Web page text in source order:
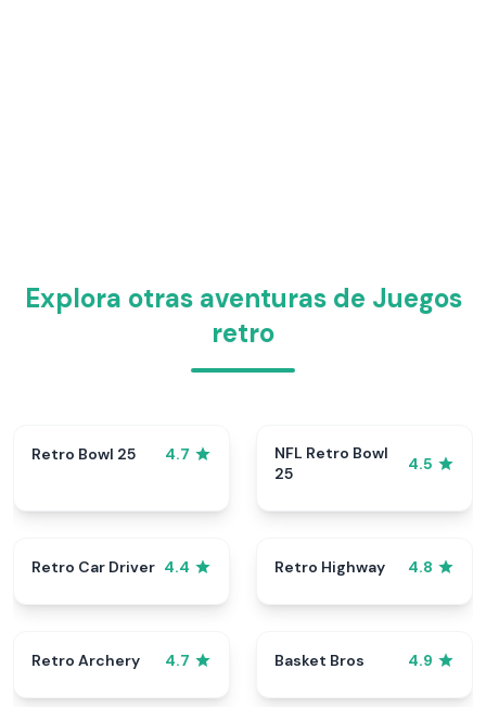
Explora otras aventuras de Juegos
retro
Retro Bowl 25 4.7
NFL Retro Bowl
25
4.5
Retro Car Driver 4.4 Retro Highway 4.8
Retro Archery 4.7 Basket Bros 4.9